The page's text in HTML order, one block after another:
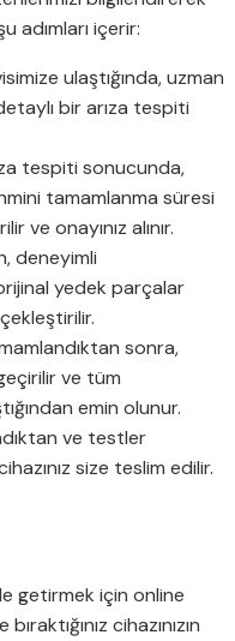
adımları içerir:
ulaştığında, uzman
bir arıza tespiti
tespiti sonucunda,
tamamlanma süresi
ve onayınız alınır.
deneyimli
yedek parçalar
sonra,
ve tüm
emin olunur.
ve testler
size teslim edilir.
getirmek için online
cihazınızın